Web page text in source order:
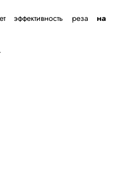
эффективность реза на